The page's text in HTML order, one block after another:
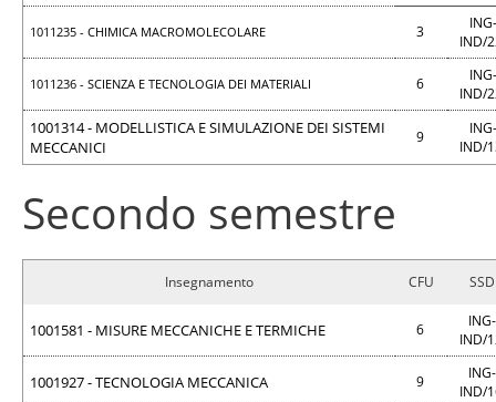
1011235 - CHIMICA MACROMOLECOLARE 3
ING-
IND/
1011236 - SCIENZA E TECNOLOGIA DEI MATERIALI 6
ING-
IND/
1001314 - MODELLISTICA E SIMULAZIONE DEI SISTEMI
MECCANICI
9
ING-
IND/
Secondo semestre
Insegnamento CFU SSD
1001581 - MISURE MECCANICHE E TERMICHE 6
ING-
IND/
1001927 - TECNOLOGIA MECCANICA 9
ING-
IND/